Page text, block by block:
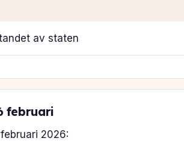
av staten
februari
2026: